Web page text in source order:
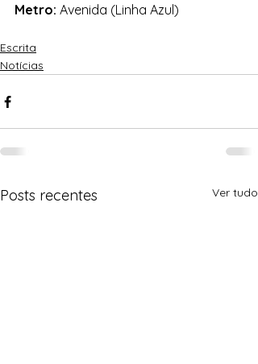
Metro: Avenida (Linha Azul)
Escrita
Notícias
Posts recentes Ver tudo